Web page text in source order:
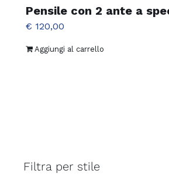
Pensile con 2 ante a
€ 120,00
Aggiungi al carrello
Filtra per stile